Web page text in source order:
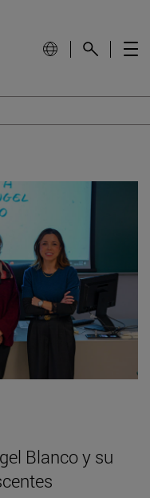
Blanco y su